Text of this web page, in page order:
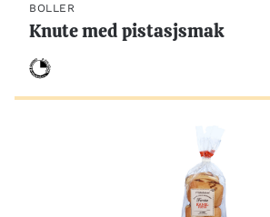
BOLLER
Knute med pistasjsmak